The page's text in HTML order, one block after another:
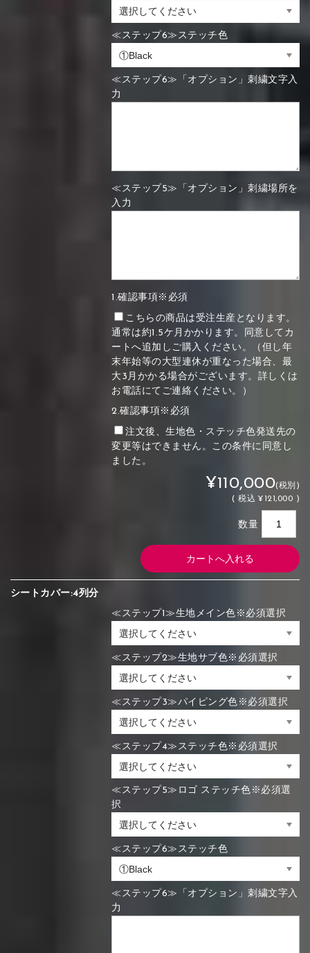
≪ステップ6≫ステッチ色
≪ステップ6≫「オプション」刺繍文字入
力
≪ステップ5≫「オプション」刺繍場所を
入力
1.確認事項※必須
こちらの商品は受注生産となります。
通常は約1.5ケ月かかります。同意してカ
ートへ追加しご購入ください。（但し年
末年始等の大型連休が重なった場合、最
大3月かかる場合がございます。詳しくは
お電話にてご連絡ください。）
2.確認事項※必須
注文後、生地色・ステッチ色発送先の
変更等はできません。この条件に同意し
ました。
¥110,000(税別)
(税込 ¥121,000 )
数量
シートカバー:4列分
≪ステップ1≫生地メイン色※必須選択
≪ステップ2≫生地サブ色※必須選択
≪ステップ3≫パイピング色※必須選択
≪ステップ4≫ステッチ色※必須選択
≪ステップ5≫ロゴ ステッチ色※必須選
択
≪ステップ6≫ステッチ色
≪ステップ6≫「オプション」刺繍文字入
力